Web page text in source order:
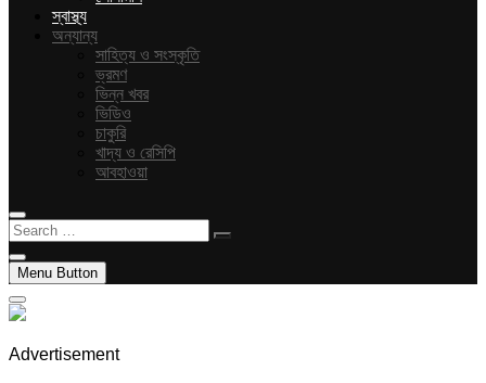
স্বাস্থ্য
অন্যান্য
সাহিত্য ও সংস্কৃতি
ভ্রমণ
ভিন্ন খবর
ভিডিও
চাকুরি
খাদ্য ও রেসিপি
আবহাওয়া
Search
…
Menu Button
Advertisement